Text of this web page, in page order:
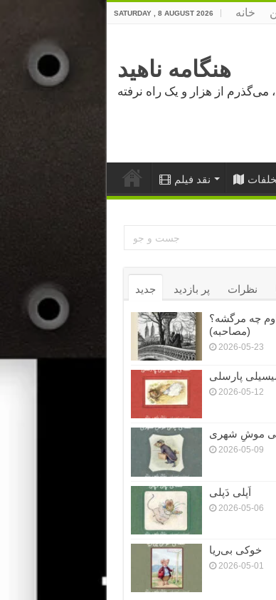
SATURDAY , 8 AUGUST 2026 خانه
هنگامه ناهید
نقد فیلم
جدید پر بازدید نظرات
چه مرگشه؟
(مصاحبه)
2026-05-23
پارسلی
2026-05-12
موشِ شهری
2026-05-09
اَپلی دَپلی
2026-05-06
خوکی بی‌ریا
2026-05-01